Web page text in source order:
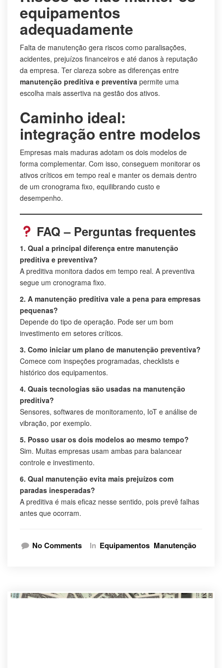
equipamentos
adequadamente
Falta de manutenção gera riscos como paralisações,
acidentes, prejuízos financeiros e até danos à reputação
da empresa. Ter clareza sobre as diferenças entre
manutenção preditiva e preventiva permite uma
escolha mais assertiva na gestão dos ativos.
Caminho ideal:
integração entre modelos
Empresas mais maduras adotam os dois modelos de
forma complementar. Com isso, conseguem monitorar os
ativos críticos em tempo real e manter os demais dentro
de um cronograma fixo, equilibrando custo e
desempenho.
FAQ – Perguntas frequentes
1. Qual a principal diferença entre manutenção
preditiva e preventiva?
A preditiva monitora dados em tempo real. A preventiva
segue um cronograma fixo.
2. A manutenção preditiva vale a pena para empresas
pequenas?
Depende do tipo de operação. Pode ser um bom
investimento em setores críticos.
3. Como iniciar um plano de manutenção preventiva?
Comece com inspeções programadas, checklists e
histórico dos equipamentos.
4. Quais tecnologias são usadas na manutenção
preditiva?
Sensores, softwares de monitoramento, IoT e análise de
vibração, por exemplo.
5. Posso usar os dois modelos ao mesmo tempo?
Sim. Muitas empresas usam ambas para balancear
controle e investimento.
6. Qual manutenção evita mais prejuízos com
paradas inesperadas?
A preditiva é mais eficaz nesse sentido, pois prevê falhas
antes que ocorram.
No Comments In Equipamentos Manutenção